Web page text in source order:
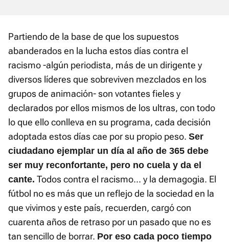
Partiendo de la base de que los supuestos
abanderados en la lucha estos días contra el
racismo -algún periodista, más de un dirigente y
diversos líderes que sobreviven mezclados en los
grupos de animación- son votantes fieles y
declarados por ellos mismos de los ultras, con todo
lo que ello conlleva en su programa, cada decisión
adoptada estos días cae por su propio peso. Ser
ciudadano ejemplar un día al año de 365 debe
ser muy reconfortante, pero no cuela y da el
cante. Todos contra el racismo... y la demagogia. El
fútbol no es más que un reflejo de la sociedad en la
que vivimos y este país, recuerden, cargó con
cuarenta años de retraso por un pasado que no es
tan sencillo de borrar. Por eso cada poco tiempo